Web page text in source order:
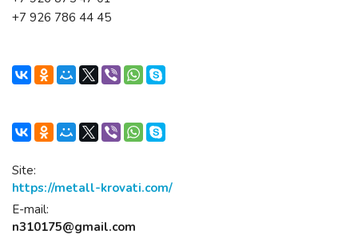
+7 926 786 44 45
Site:
https://metall-krovati.com/
E-mail:
n310175@gmail.com